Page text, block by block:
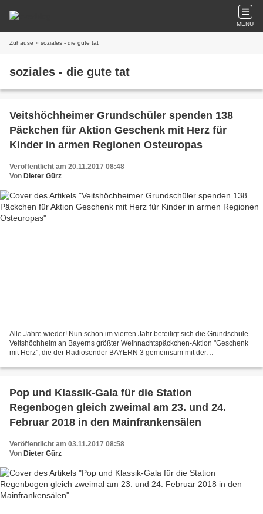
MENU
Zuhause » soziales - die gute tat
soziales - die gute tat
Veitshöchheimer Grundschüler spenden 138
Päckchen für Aktion Geschenk mit Herz für
Kinder in armen Regionen Osteuropas
Veröffentlicht am 20.11.2017 08:48
Von Dieter Gürz
Alle Jahre wieder! Nun schon im vierten Jahr beteiligt sich die Grundschule
Veitshöchheim an Bayerns größter Weihnachtspäckchen-Aktion "Geschenk
mit Herz", die der Radiosender BAYERN 3 gemeinsam mit der
Pop und Klassik-Gala für die Station
Regenbogen gleich zweimal am 23. und 24.
Februar 2018 in den Mainfrankensälen
Veröffentlicht am 03.11.2017 08:58
Von Dieter Gürz